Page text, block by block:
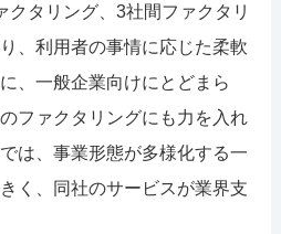
クタリング、3社間ファクタリ
、利用者の事情に応じた柔軟
、一般企業向けにとどまら
ファクタリングにも力を入れ
は、事業形態が多様化する一
く、同社のサービスが業界支